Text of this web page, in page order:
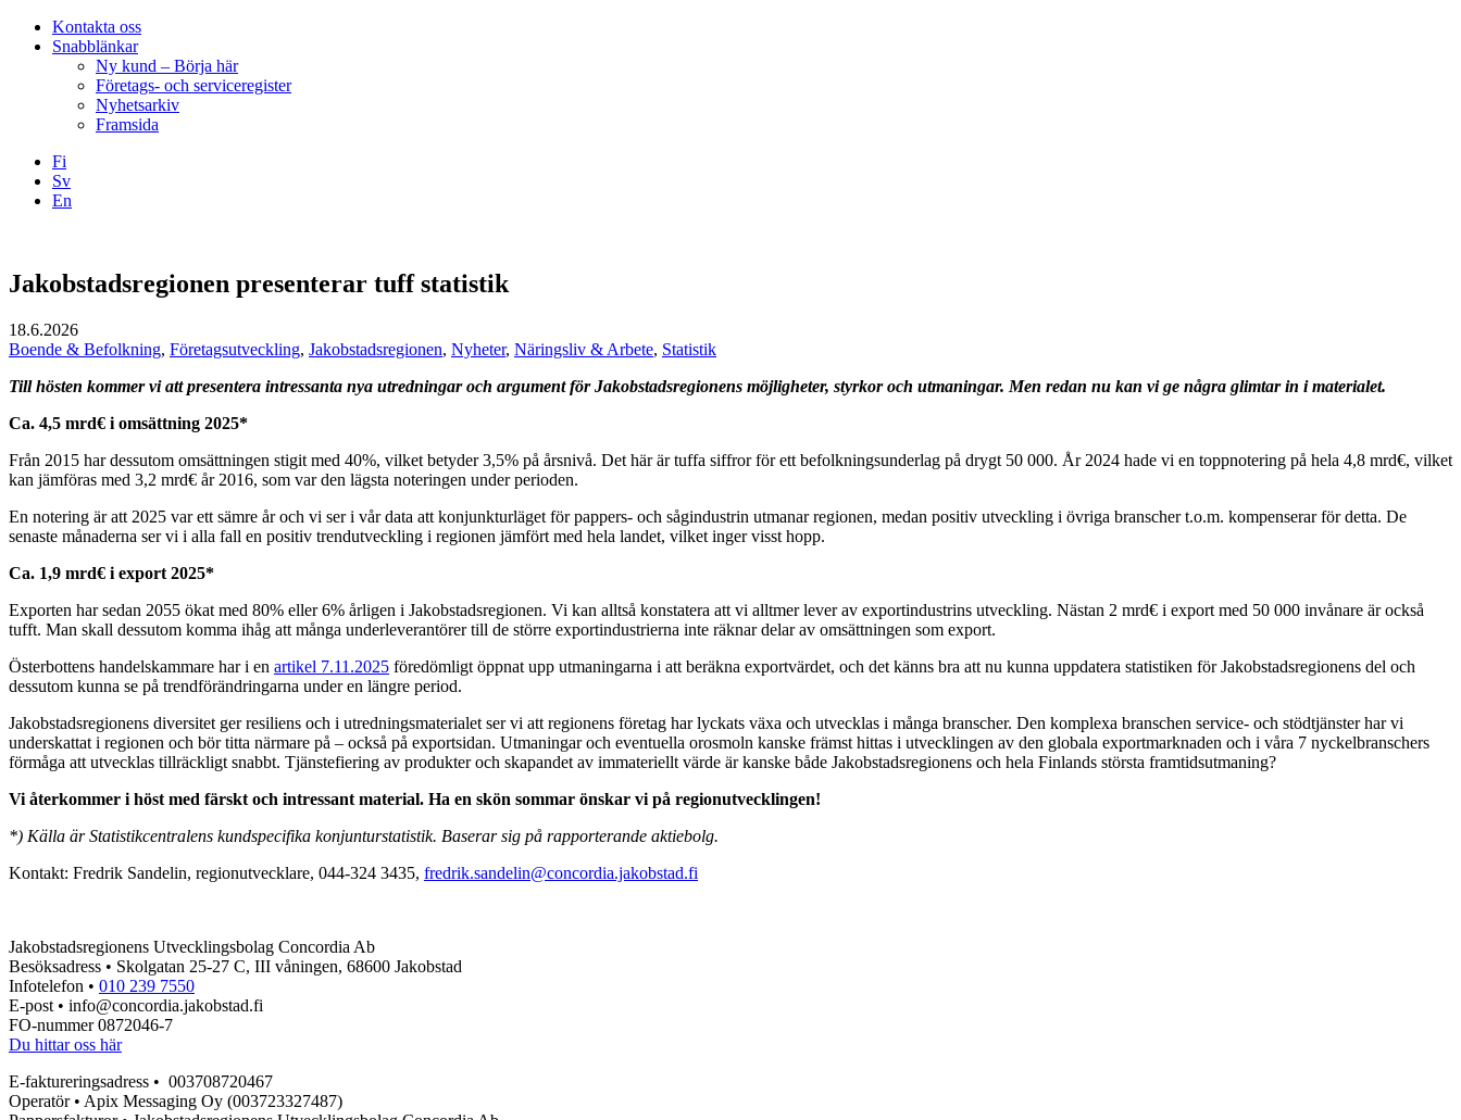
Kontakta oss
Snabblänkar
Ny kund – Börja här
Företags- och serviceregister
Nyhetsarkiv
Framsida
Fi
Sv
En
Jakobstadsregionen presenterar tuff statistik
18.6.2026
Boende & Befolkning, Företagsutveckling, Jakobstadsregionen, Nyheter, Näringsliv & Arbete, Statistik
Till hösten kommer vi att presentera intressanta nya utredningar och argument för Jakobstadsregionens möjligheter, styrkor och utmaningar. Men redan nu kan vi ge några glimtar in i materialet.
Ca. 4,5 mrd€ i omsättning 2025*
Från 2015 har dessutom omsättningen stigit med 40%, vilket betyder 3,5% på årsnivå. Det här är tuffa siffror för ett befolkningsunderlag på drygt 50 000. År 2024 hade vi en toppnotering på hela 4,8 mrd€, vilket
kan jämföras med 3,2 mrd€ år 2016, som var den lägsta noteringen under perioden.
En notering är att 2025 var ett sämre år och vi ser i vår data att konjunkturläget för pappers- och sågindustrin utmanar regionen, medan positiv utveckling i övriga branscher t.o.m. kompenserar för detta. De
senaste månaderna ser vi i alla fall en positiv trendutveckling i regionen jämfört med hela landet, vilket inger visst hopp.
Ca. 1,9 mrd€ i export 2025*
Exporten har sedan 2055 ökat med 80% eller 6% årligen i Jakobstadsregionen. Vi kan alltså konstatera att vi alltmer lever av exportindustrins utveckling. Nästan 2 mrd€ i export med 50 000 invånare är också
tufft. Man skall dessutom komma ihåg att många underleverantörer till de större exportindustrierna inte räknar delar av omsättningen som export.
Österbottens handelskammare har i en artikel 7.11.2025 föredömligt öppnat upp utmaningarna i att beräkna exportvärdet, och det känns bra att nu kunna uppdatera statistiken för Jakobstadsregionens del och
dessutom kunna se på trendförändringarna under en längre period.
Jakobstadsregionens diversitet ger resiliens och i utredningsmaterialet ser vi att regionens företag har lyckats växa och utvecklas i många branscher. Den komplexa branschen service- och stödtjänster har vi
underskattat i regionen och bör titta närmare på – också på exportsidan. Utmaningar och eventuella orosmoln kanske främst hittas i utvecklingen av den globala exportmarknaden och i våra 7 nyckelbranschers
förmåga att utvecklas tillräckligt snabbt. Tjänstefiering av produkter och skapandet av immateriellt värde är kanske både Jakobstadsregionens och hela Finlands största framtidsutmaning?
Vi återkommer i höst med färskt och intressant material. Ha en skön sommar önskar vi på regionutvecklingen!
*) Källa är Statistikcentralens kundspecifika konjunturstatistik. Baserar sig på rapporterande aktiebolg.
Kontakt: Fredrik Sandelin, regionutvecklare, 044-324 3435, fredrik.sandelin@concordia.jakobstad.fi
Jakobstadsregionens Utvecklingsbolag Concordia Ab
Besöksadress • Skolgatan 25-27 C, III våningen, 68600 Jakobstad
Infotelefon • 010 239 7550
E-post • info@concordia.jakobstad.fi
FO-nummer 0872046-7
Du hittar oss här
E-faktureringsadress • 003708720467
Operatör • Apix Messaging Oy (003723327487)